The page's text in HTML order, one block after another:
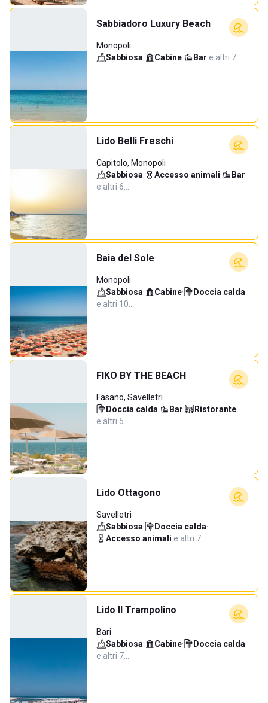
Sabbiadoro Luxury Beach
Monopoli
Sabbiosa· Cabine· Bar·e altri 7…
Lido Belli Freschi
Capitolo, Monopoli
Sabbiosa· Accesso animali· Bar·
e altri 6…
Baia del Sole
Monopoli
Sabbiosa· Cabine· Doccia calda·
e altri 10…
FIKO BY THE BEACH
Fasano, Savelletri
Doccia calda· Bar· Ristorante·
e altri 5…
Lido Ottagono
Savelletri
Sabbiosa· Doccia calda·
Accesso animali·e altri 7…
Lido Il Trampolino
Bari
Sabbiosa· Cabine· Doccia calda·
e altri 7…